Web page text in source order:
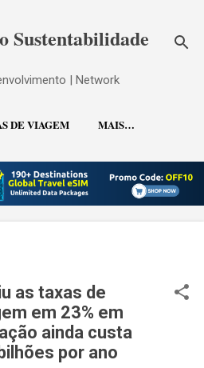
Sustentabilidade
| Network
DE VIAGEM MAIS…
CONTATO
as taxas de
em 23% em
ainda custa
por ano